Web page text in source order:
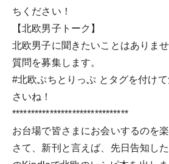
ちください！
【北欧男子トーク】
北欧男子に聞きたいことはありま
質問を募集します。
#北欧ぷちとりっぷ とタグを付け
さいね！
*******************************
お台場で皆さまにお会いするのを
さて、新刊と言えば、先日告知し